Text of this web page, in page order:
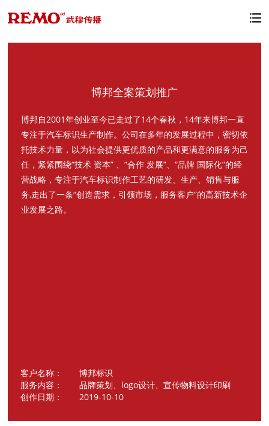

博邦全案策划推广
博邦自2001年创业至今已走过了14个春秋，14年来博邦一直
专注于汽车标识生产制作。公司在多年的发展过程中，密切依
托技术力量，以为社会提供更优质的产品和更满意的服务为己
任，紧紧围绕“技术 资本” 、“合作 发展”、“品牌 国际化”的经
营战略，专注于汽车标识制作工艺的研发、生产、销售与服
务,走出了一条“创造需求，引领市场，服务客户”的高新技术企
业发展之路。
客户名称： 博邦标识
服务内容： 品牌策划、logo设计、宣传物料设计印刷
创作日期： 2019-10-10